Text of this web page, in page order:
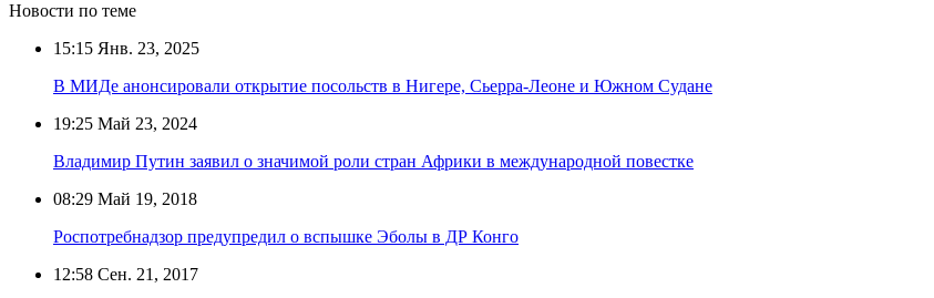
Новости по теме
15:15 Янв. 23, 2025
В МИДе анонсировали открытие посольств в Нигере, Сьерра-Леоне и Южном Судане
19:25 Май 23, 2024
Владимир Путин заявил о значимой роли стран Африки в международной повестке
08:29 Май 19, 2018
Роспотребнадзор предупредил о вспышке Эболы в ДР Конго
12:58 Сен. 21, 2017